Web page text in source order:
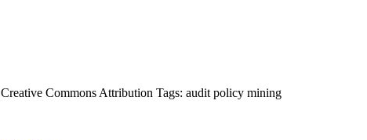
Creative Commons Attribution Tags: audit policy mining